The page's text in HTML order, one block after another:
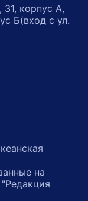
корпус А,
Б(вход с ул.
на